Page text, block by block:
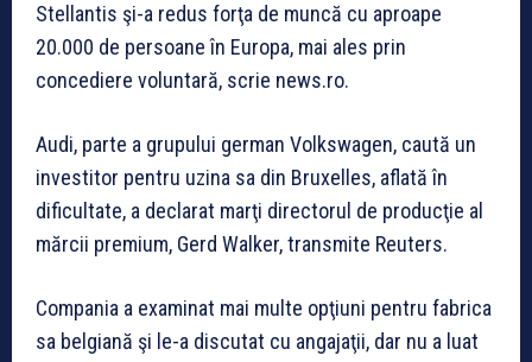
Stellantis şi-a redus forţa de muncă cu aproape
20.000 de persoane în Europa, mai ales prin
concediere voluntară, scrie news.ro.
Audi, parte a grupului german Volkswagen, caută un
investitor pentru uzina sa din Bruxelles, aflată în
dificultate, a declarat marţi directorul de producţie al
mărcii premium, Gerd Walker, transmite Reuters.
Compania a examinat mai multe opţiuni pentru fabrica
sa belgiană şi le-a discutat cu angajaţii, dar nu a luat